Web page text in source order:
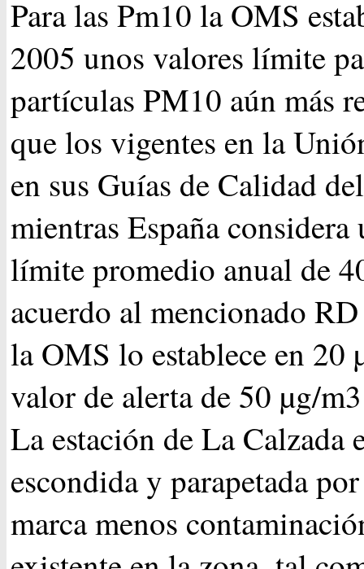
Para las Pm10 la OMS
2005 unos valores límite
partículas PM10 aún más
que los vigentes en la
en sus Guías de Calidad
mientras España
límite promedio anual de
acuerdo al mencionado
la OMS lo establece en 20
valor de alerta de 50 µg/
La estación de La Calzada
escondida y parapetada
marca menos